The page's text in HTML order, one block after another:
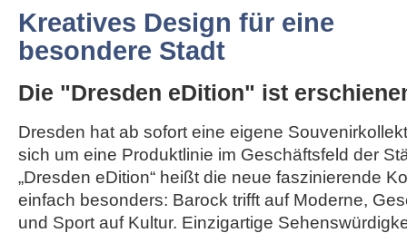
Kreatives Design für eine
besondere Stadt
Die "Dresden eDition" ist
Dresden hat ab sofort eine eigene
sich um eine Produktlinie im Geschäftsfeld der
„Dresden eDition“ heißt die neue faszinierende
einfach besonders: Barock trifft auf Moderne,
und Sport auf Kultur. Einzigartige